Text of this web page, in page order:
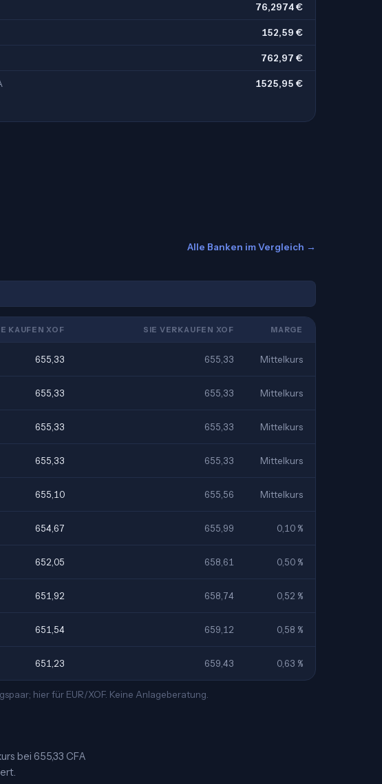
76,2974 €
152,59 €
762,97 €
1525,95 €
Alle Banken im Vergleich →
KAUFEN XOF SIE VERKAUFEN XOF MARGE
655,33 655,33 Mittelkurs
655,33 655,33 Mittelkurs
655,33 655,33 Mittelkurs
655,33 655,33 Mittelkurs
655,10 655,56 Mittelkurs
654,67 655,99 0,10 %
652,05 658,61 0,50 %
651,92 658,74 0,52 %
651,54 659,12 0,58 %
651,23 659,43 0,63 %
hier für EUR/XOF. Keine Anlageberatung.
bei 655,33 CFA